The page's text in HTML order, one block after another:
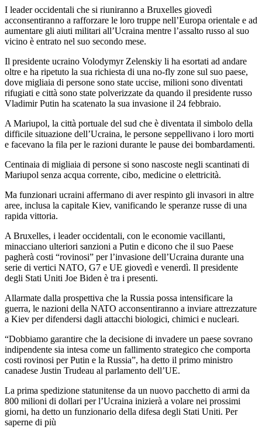
I leader occidentali che si riuniranno a Bruxelles giovedì
acconsentiranno a rafforzare le loro truppe nell’Europa orientale e ad
aumentare gli aiuti militari all’Ucraina mentre l’assalto russo al suo
vicino è entrato nel suo secondo mese.
Il presidente ucraino Volodymyr Zelenskiy li ha esortati ad andare
oltre e ha ripetuto la sua richiesta di una no-fly zone sul suo paese,
dove migliaia di persone sono state uccise, milioni sono diventati
rifugiati e città sono state polverizzate da quando il presidente russo
Vladimir Putin ha scatenato la sua invasione il 24 febbraio.
A Mariupol, la città portuale del sud che è diventata il simbolo della
difficile situazione dell’Ucraina, le persone seppellivano i loro morti
e facevano la fila per le razioni durante le pause dei bombardamenti.
Centinaia di migliaia di persone si sono nascoste negli scantinati di
Mariupol senza acqua corrente, cibo, medicine o elettricità.
Ma funzionari ucraini affermano di aver respinto gli invasori in altre
aree, inclusa la capitale Kiev, vanificando le speranze russe di una
rapida vittoria.
A Bruxelles, i leader occidentali, con le economie vacillanti,
minacciano ulteriori sanzioni a Putin e dicono che il suo Paese
pagherà costi “rovinosi” per l’invasione dell’Ucraina durante una
serie di vertici NATO, G7 e UE giovedì e venerdì. Il presidente
degli Stati Uniti Joe Biden è tra i presenti.
Allarmate dalla prospettiva che la Russia possa intensificare la
guerra, le nazioni della NATO acconsentiranno a inviare attrezzature
a Kiev per difendersi dagli attacchi biologici, chimici e nucleari.
“Dobbiamo garantire che la decisione di invadere un paese sovrano
indipendente sia intesa come un fallimento strategico che comporta
costi rovinosi per Putin e la Russia”, ha detto il primo ministro
canadese Justin Trudeau al parlamento dell’UE.
La prima spedizione statunitense da un nuovo pacchetto di armi da
800 milioni di dollari per l’Ucraina inizierà a volare nei prossimi
giorni, ha detto un funzionario della difesa degli Stati Uniti. Per
saperne di più